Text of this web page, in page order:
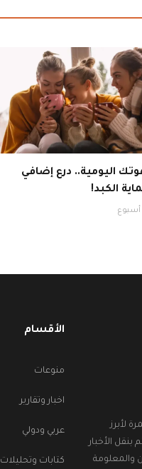
اليومية.. درع إضافي
الكبد!
أسبوع
لأبرز
بنقل الأخبار
والمعلومة
الأقسام
منوعات
اخبار وتقارير
عربي ودولي
كتابات وتحليلات